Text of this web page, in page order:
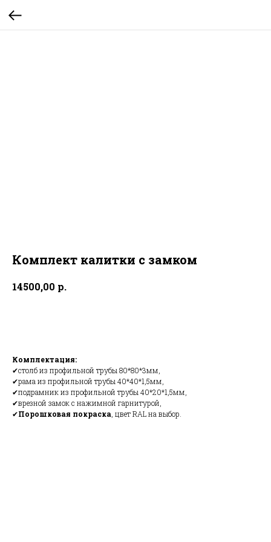
Комплект калитки с замком
14500,00 р.
Комплектация:
✔столб из профильной трубы 80*80*3мм,
✔рама из профильной трубы 40*40*1,5мм,
✔подрамник из профильной трубы 40*20*1,5мм,
✔врезной замок с нажимной гарнитурой,
✔Порошковая покраска , цвет RAL на выбор.